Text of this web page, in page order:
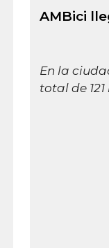
AMBici
En la
total de